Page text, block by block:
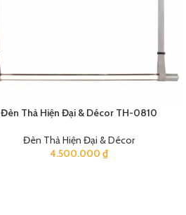
Đèn Thả Hiện Đại & Décor TH-0810
Đèn Thả Hiện Đại & Décor
4.500.000₫